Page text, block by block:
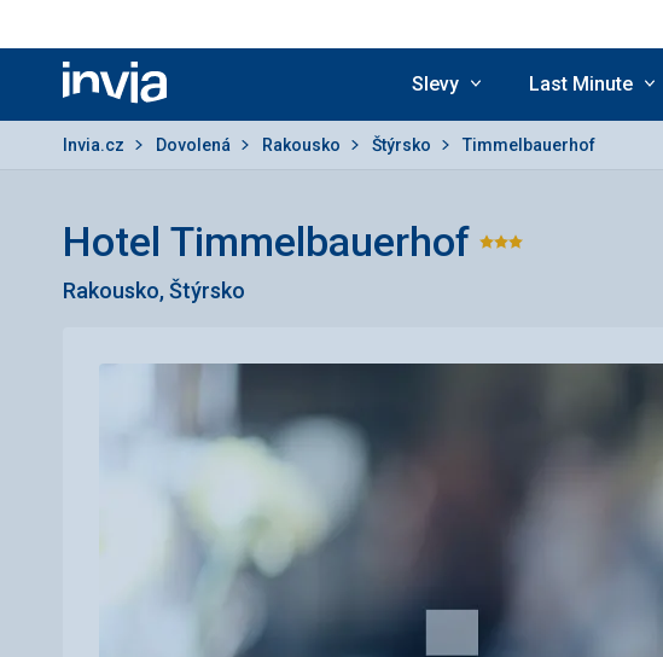
Invia.cz
Slevy Last Minute
Invia.cz Dovolená Rakousko Štýrsko Timmelbauerhof
Hotel Timmelbauerhof Hodnocení:
Rakousko, Štýrsko